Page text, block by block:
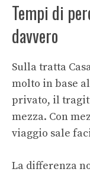
Tempi di
davvero
Sulla tratta
molto in base
privato, il
mezza. Con
viaggio sale
La differenza